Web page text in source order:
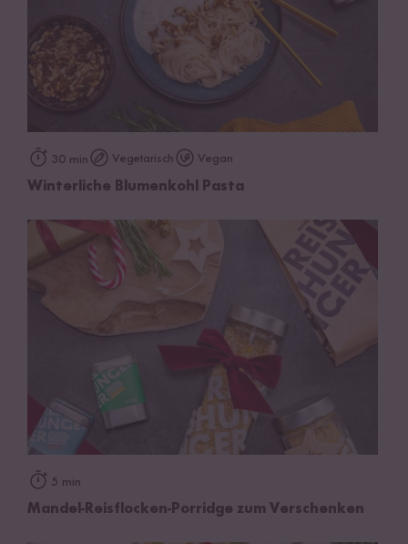
30 min Vegetarisch Vegan
Winterliche Blumenkohl Pasta
5 min
Mandel-Reisflocken-Porridge zum Verschenken